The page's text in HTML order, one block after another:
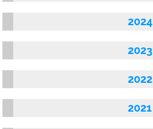
2024
2023
2022
2021